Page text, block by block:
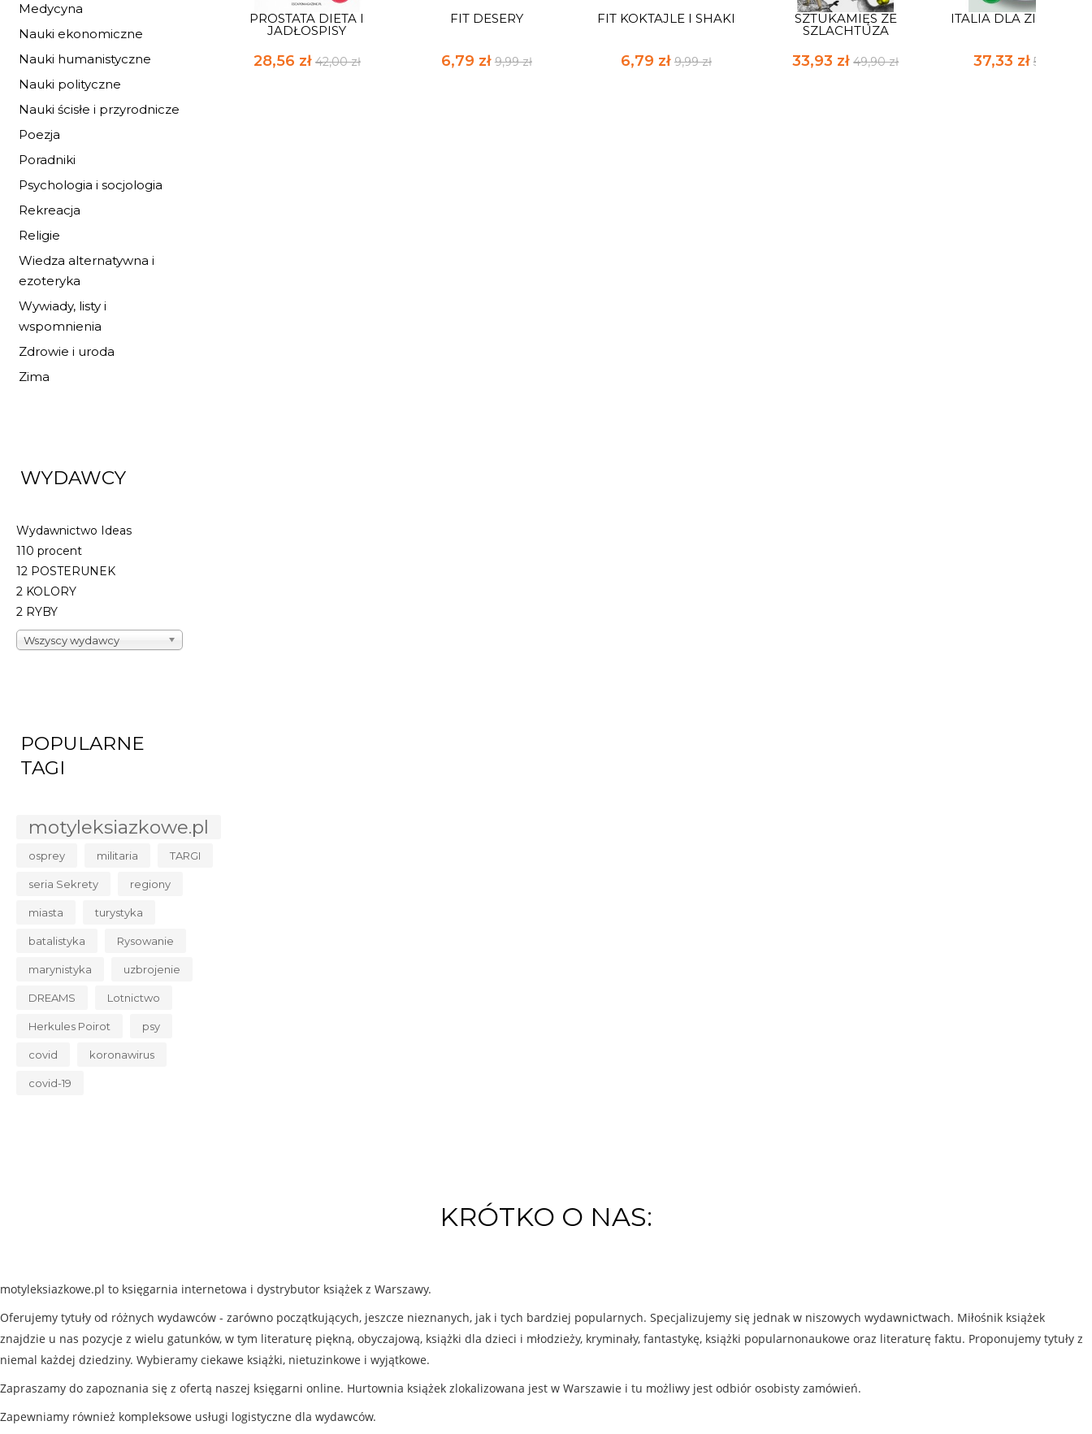
Medycyna
Nauki ekonomiczne
Nauki humanistyczne
Nauki polityczne
Nauki ścisłe i przyrodnicze
Poezja
Poradniki
Psychologia i socjologia
Rekreacja
Religie
Wiedza alternatywna i
ezoteryka
Wywiady, listy i
wspomnienia
Zdrowie i uroda
Zima
WYDAWCY
Wydawnictwo Ideas
110 procent
12 POSTERUNEK
2 KOLORY
2 RYBY
Wszyscy wydawcy
POPULARNE
TAGI
motyleksiazkowe.pl
osprey militaria TARGI
seria Sekrety regiony
miasta turystyka
batalistyka Rysowanie
marynistyka uzbrojenie
DREAMS Lotnictwo
Herkules Poirot psy
covid koronawirus
covid-19
PROSTATA DIETA I
JADŁOSPISY
28,56 zł 42,00 zł
FIT DESERY
6,79 zł 9,99 zł
FIT KOKTAJLE I SHAKI
6,79 zł 9,99 zł
SZTUKAMIĘS ZE
SZLACHTUZA
33,93 zł49,90 zł
ITALIA DLA
37,33 zł 54,90 zł
KRÓTKO O NAS:
motyleksiazkowe.pl to księgarnia internetowa i dystrybutor książek z Warszawy.
Oferujemy tytuły od różnych wydawców - zarówno początkujących, jeszcze nieznanych, jak i tych bardziej popularnych. Specjalizujemy się jednak w niszowych wydawnictwach. Miłośnik książek
znajdzie u nas pozycje z wielu gatunków, w tym literaturę piękną, obyczajową, książki dla dzieci i młodzieży, kryminały, fantastykę, książki popularnonaukowe oraz literaturę faktu. Proponujemy tytuły z
niemal każdej dziedziny. Wybieramy ciekawe książki, nietuzinkowe i wyjątkowe.
Zapraszamy do zapoznania się z ofertą naszej księgarni online. Hurtownia książek zlokalizowana jest w Warszawie i tu możliwy jest odbiór osobisty zamówień.
Zapewniamy również kompleksowe usługi logistyczne dla wydawców.